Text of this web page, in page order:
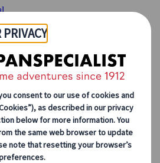
a medida